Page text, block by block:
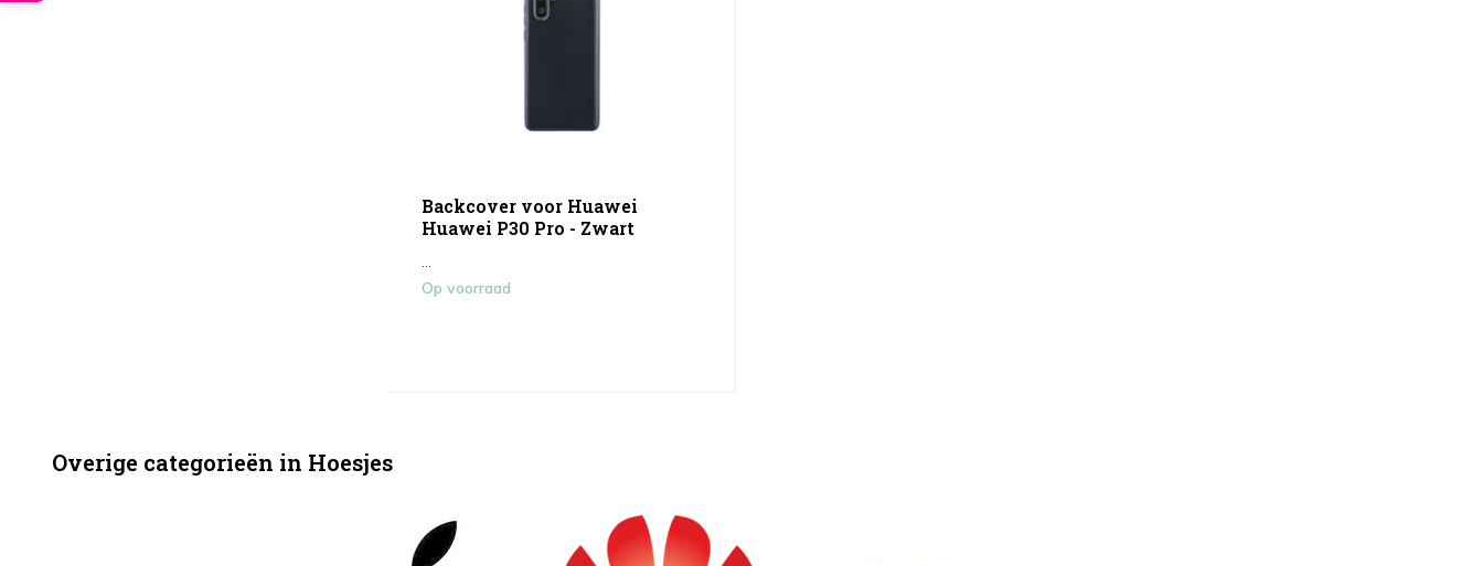
Backcover voor Huawei
Huawei P30 Pro - Zwart
Op voorraad
Overige categorieën in Hoesjes